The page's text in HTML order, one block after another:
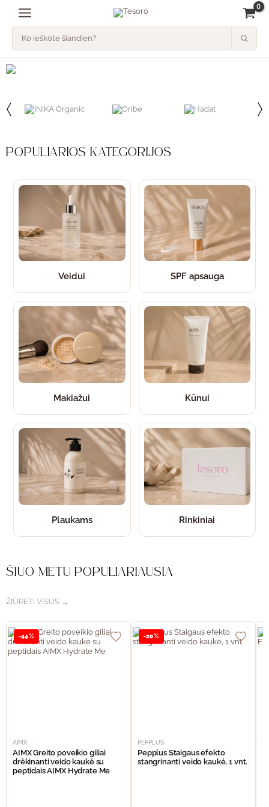
POPULIARIOS KATEGORIJOS
Veidui SPF apsauga
Makiažui Kūnui
Plaukams Rinkiniai
ŠIUO METU POPULIARIAUSIA
ŽIŪRĖTI VISUS →
-44%
AIMX
AIMX Greito poveikio giliai
drėkinanti veido kaukė su
peptidais AIMX Hydrate Me
-20%
PEPPLUS
Pepplus Staigaus efekto
stangrinanti veido kaukė, 1 vnt.